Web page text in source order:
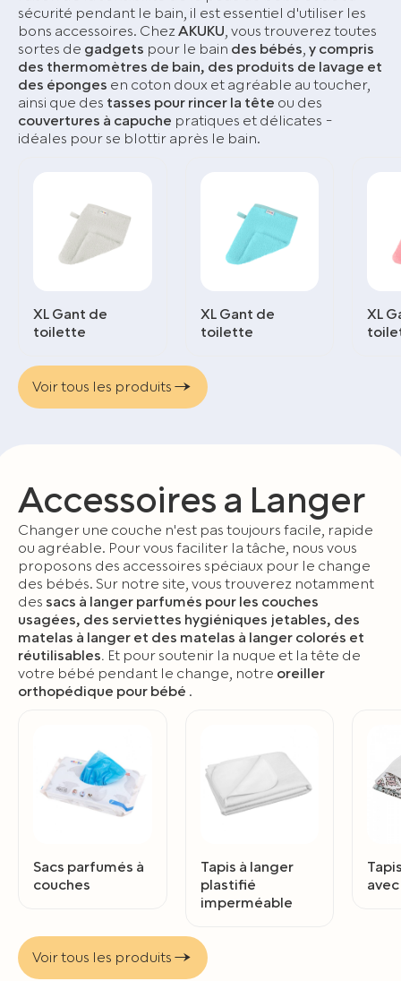
sécurité pendant le bain, il est essentiel d'utiliser les
bons accessoires. ChezAKUKU, vous trouverez toutes
sortes de gadgets pour le bain des bébés,y compris
des thermomètres de bain, des produits de lavage et
des éponges en coton doux et agréable au toucher,
ainsi que des tasses pour rincer la tête ou des
couvertures à capuche pratiques et délicates -
idéales pour se blottir après le bain.
XL Gant de
toilette
XL Gant de
toilette
XL
Voir tous les produits
Accessoires a Langer
Changer une couche n'est pas toujours facile, rapide
ou agréable. Pour vous faciliter la tâche, nous vous
proposons des accessoires spéciaux pour le change
des bébés. Sur notre site, vous trouverez notamment
des sacs à langer parfumés pour les couches
usagées, des serviettes hygiéniques jetables, des
matelas à langer et des matelas à langer colorés et
réutilisables. Et pour soutenir la nuque et la tête de
votre bébé pendant le change, notre oreiller
orthopédique pour bébé .
Sacs parfumés à
couches
Tapis à langer
plastifié
imperméable
Voir tous les produits